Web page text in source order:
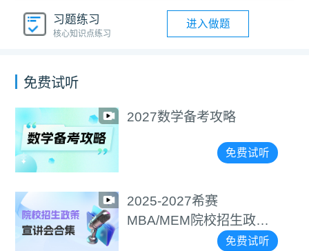
习题练习
核心知识点练习
进入做题
免费试听
免费试听
赛
校招生政策